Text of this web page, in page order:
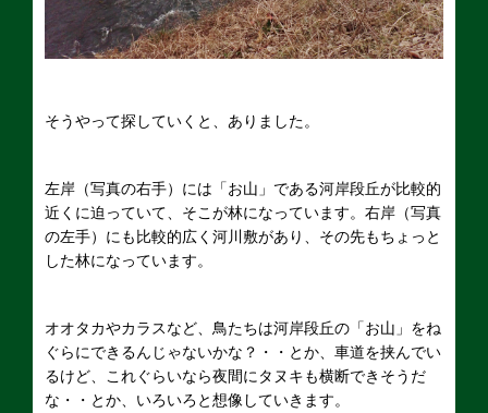
そうやって探していくと、ありました。
左岸（写真の右手）には「お山」である河岸段丘が比較的
近くに迫っていて、そこが林になっています。右岸（写真
の左手）にも比較的広く河川敷があり、その先もちょっと
した林になっています。
オオタカやカラスなど、鳥たちは河岸段丘の「お山」をね
ぐらにできるんじゃないかな？・・とか、車道を挟んでい
るけど、これぐらいなら夜間にタヌキも横断できそうだ
な・・とか、いろいろと想像していきます。